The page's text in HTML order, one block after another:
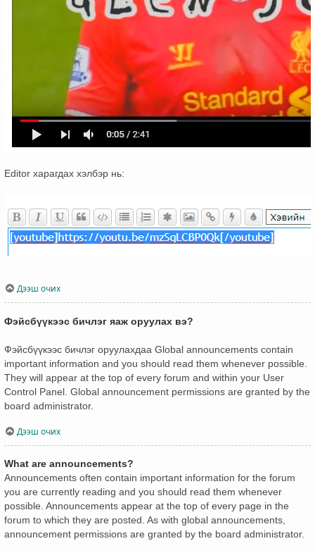
Editor харагдах хэлбэр нь:
Дээш очих
Фэйсбүүкээс бичлэг яаж оруулах вэ?
Фэйсбүүкээс бичлэг оруулахдаа Global announcements contain
important information and you should read them whenever possible.
They will appear at the top of every forum and within your User
Control Panel. Global announcement permissions are granted by the
board administrator.
Дээш очих
What are announcements?
Announcements often contain important information for the forum
you are currently reading and you should read them whenever
possible. Announcements appear at the top of every page in the
forum to which they are posted. As with global announcements,
announcement permissions are granted by the board administrator.